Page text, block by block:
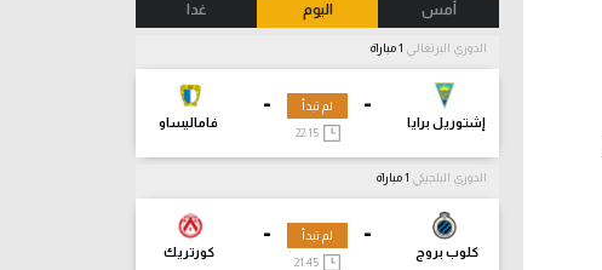
أمس اليوم غدا
الدوري البرتغالي
-
إشتوريل برايا
-
فاماليساو
لم تبدأ
22:15
الدوري البلجيكي
-
كلوب بروج
-
كورتريك
لم تبدأ